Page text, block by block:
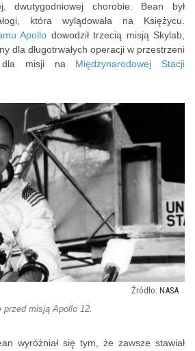
dwutygodniowej chorobie. Bean był
która wylądowała na Księżycu.
Apollo dowodził trzecią misją Skylab,
dla długotrwałych operacji w przestrzeni
dla misji na Międzynarodowej Stacji
NASA
przed misją Apollo 12.
wyróżniał się tym, że zawsze stawiał